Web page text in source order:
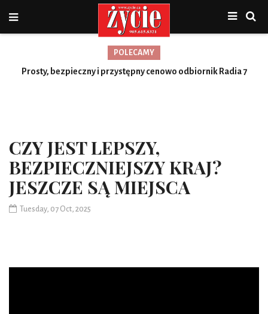
POLECAMY
Prosty, bezpieczny i przystępny cenowo odbiornik Radia 7
Nowa jakość, więcej możliwości
CZY JEST LEPSZY,
BEZPIECZNIEJSZY KRAJ?
JESZCZE SĄ MIEJSCA
Tuesday, 07 Oct, 2025